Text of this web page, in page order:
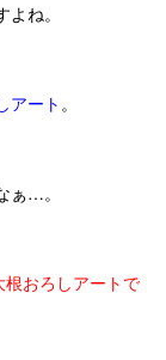
ね。
アート 。
ぁ…。
根おろしアートで